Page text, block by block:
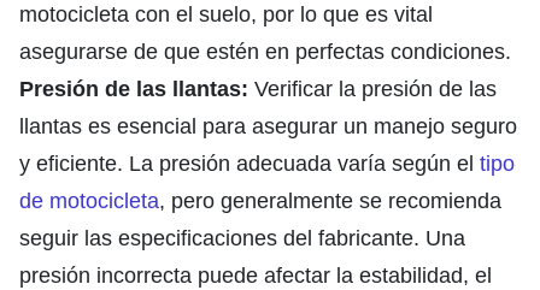
motocicleta con el suelo, por lo que es vital
asegurarse de que estén en perfectas condiciones.
Presión de las llantas: Verificar la presión de las
llantas es esencial para asegurar un manejo seguro
y eficiente. La presión adecuada varía según el tipo
de motocicleta, pero generalmente se recomienda
seguir las especificaciones del fabricante. Una
presión incorrecta puede afectar la estabilidad, el